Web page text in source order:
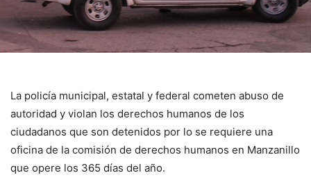
La policía municipal, estatal y federal cometen abuso de
autoridad y violan los derechos humanos de los
ciudadanos que son detenidos por lo se requiere una
oficina de la comisión de derechos humanos en Manzanillo
que opere los 365 días del año.